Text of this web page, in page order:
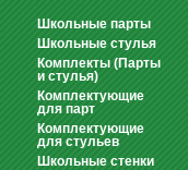
Школьные парты
Школьные стулья
Комплекты (Парты
и стулья)
Комплектующие
для парт
Комплектующие
для стульев
Школьные стенки